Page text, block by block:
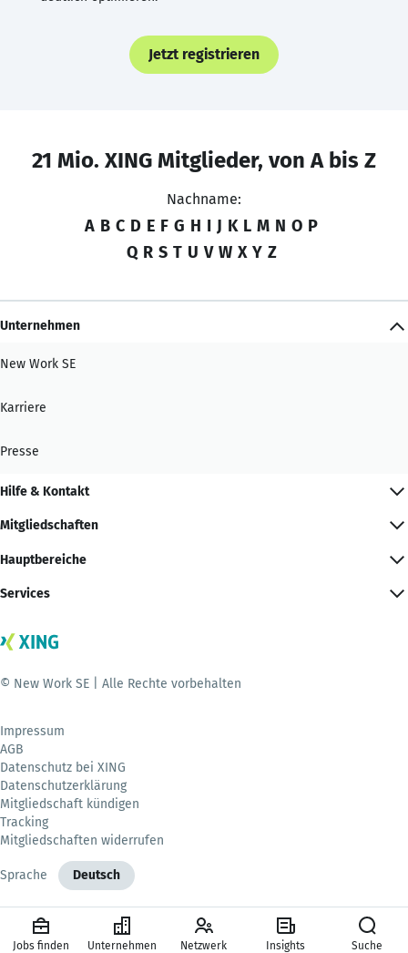
Jetzt registrieren
21 Mio. XING Mitglieder, von A bis Z
Nachname:
A B C D E F G H I J K L M N O P
Q R S T U V W X Y Z
Unternehmen
New Work SE
Karriere
Presse
Hilfe & Kontakt
Mitgliedschaften
Hauptbereiche
Services
© New Work SE | Alle Rechte vorbehalten
Impressum
AGB
Datenschutz bei XING
Datenschutzerklärung
Mitgliedschaft kündigen
Tracking
Mitgliedschaften widerrufen
Sprache Deutsch
Jobs finden Unternehmen Netzwerk Insights Suche